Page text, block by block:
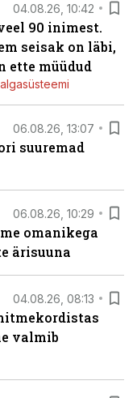
04.08.26, 10:42
90 inimest.
seisak on läbi,
ette müüdud
06.08.26, 13:07
suuremad
06.08.26, 10:29
omanikega
ärisuuna
04.08.26, 08:13
valmib